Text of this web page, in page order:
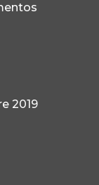
2019